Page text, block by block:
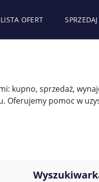
LISTA OFERT
kupno, sprzedaż,
Oferujemy pomoc w